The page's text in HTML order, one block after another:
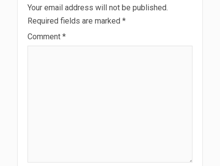
Your email address will not be published.
Required fields are marked *
Comment *